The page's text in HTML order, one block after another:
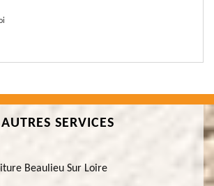
AUTRES SERVICES
Beaulieu Sur Loire